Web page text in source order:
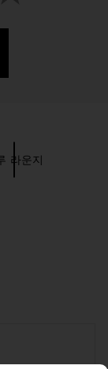
라운지